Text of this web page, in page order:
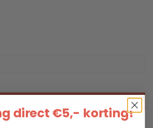
direct €5,- korting!